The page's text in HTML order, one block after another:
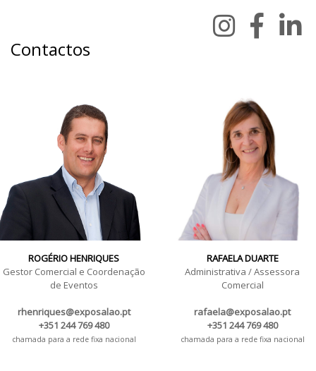
Contactos
ROGÉRIO HENRIQUES
Gestor Comercial e Coordenação
de Eventos
rhenriques@exposalao.pt
+351 244 769 480
chamada para a rede fixa nacional
RAFAELA DUARTE
Administrativa / Assessora
Comercial
rafaela@exposalao.pt
+351 244 769 480
chamada para a rede fixa nacional